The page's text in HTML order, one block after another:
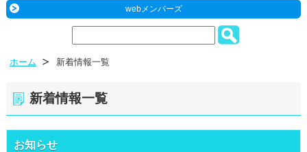
webメンバーズ
ホーム 新着情報一覧
新着情報一覧
お知らせ